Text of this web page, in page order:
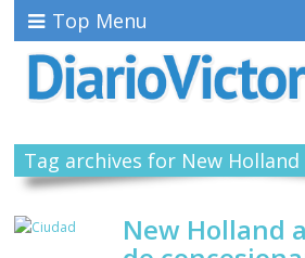
Top Menu
Tag archives for New Holland
New Holland